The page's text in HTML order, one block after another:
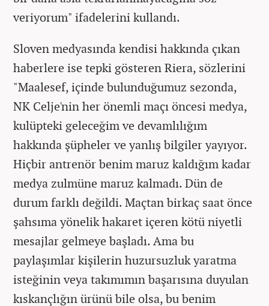
veriyorum" ifadelerini kullandı.
Sloven medyasında kendisi hakkında çıkan
haberlere ise tepki gösteren Riera, sözlerini
"Maalesef, içinde bulunduğumuz sezonda,
NK Celje'nin her önemli maçı öncesi medya,
kulüpteki geleceğim ve devamlılığım
hakkında şüpheler ve yanlış bilgiler yayıyor.
Hiçbir antrenör benim maruz kaldığım kadar
medya zulmüne maruz kalmadı. Dün de
durum farklı değildi. Maçtan birkaç saat önce
şahsıma yönelik hakaret içeren kötü niyetli
mesajlar gelmeye başladı. Ama bu
paylaşımlar kişilerin huzursuzluk yaratma
isteğinin veya takımımın başarısına duyulan
kıskançlığın ürünü bile olsa, bu benim